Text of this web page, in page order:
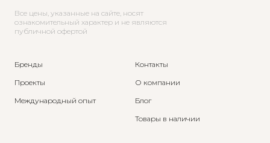
Все цены, указанные на сайте, носят
ознакомительный характер и не являются
публичной офертой
Бренды
Проекты
Международный опыт
Контакты
О компании
Блог
Товары в наличии